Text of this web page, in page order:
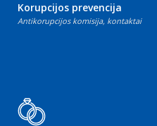
Korupcijos prevencija
Antikorupcijos komisija, kontaktai